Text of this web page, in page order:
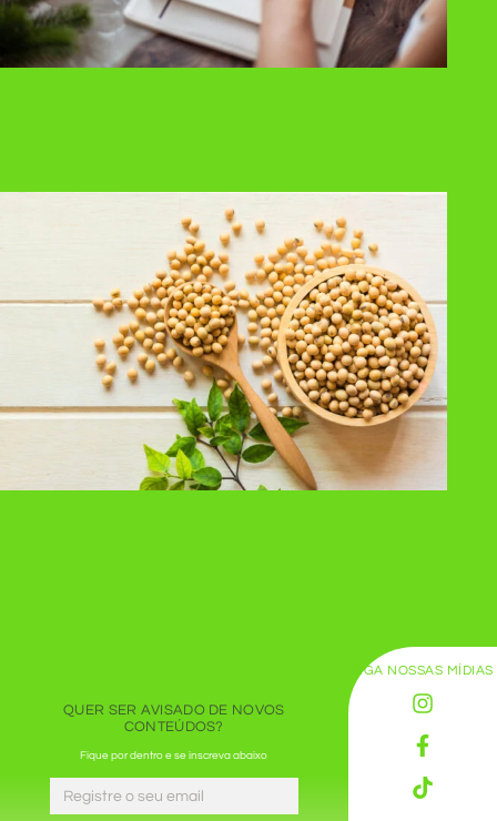
QUER SER AVISADO DE NOVOS
CONTEÚDOS?
Fique por dentro e se inscreva abaixo
SIGA NOSSAS MÍDIAS